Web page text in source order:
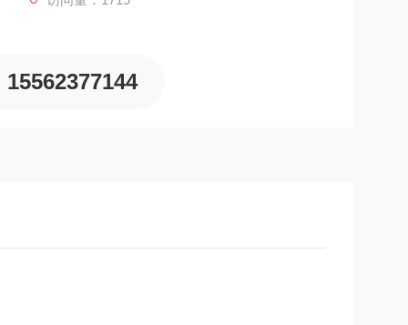
15562377144